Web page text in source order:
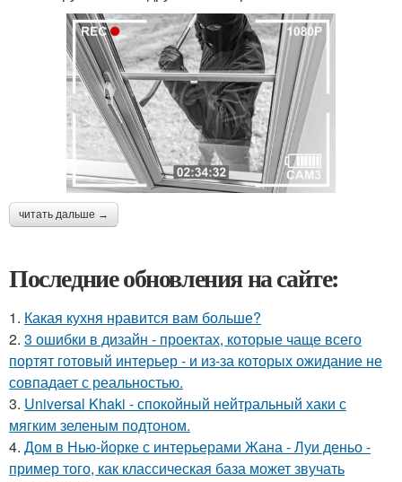
читать дальше →
Последние обновления на сайте:
1. Какая кухня нравится вам больше?
2. 3 ошибки в дизайн - проектах, которые чаще всего
портят готовый интерьер - и из-за которых ожидание не
совпадает с реальностью.
3. Universal Khaki - спокойный нейтральный хаки с
мягким зеленым подтоном.
4. Дом в Нью-йорке с интерьерами Жана - Луи деньо -
пример того, как классическая база может звучать